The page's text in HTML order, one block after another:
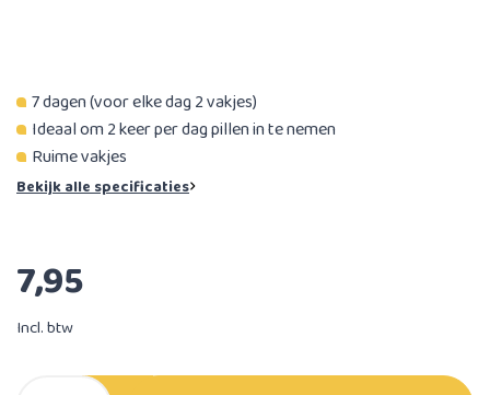
7 dagen (voor elke dag 2 vakjes)
Ideaal om 2 keer per dag pillen in te nemen
Ruime vakjes
Bekijk alle specificaties
7,95
Incl. btw